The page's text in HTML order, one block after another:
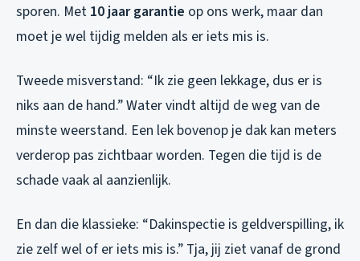
sporen. Met 10 jaar garantie op ons werk, maar dan
moet je wel tijdig melden als er iets mis is.
Tweede misverstand: “Ik zie geen lekkage, dus er is
niks aan de hand.” Water vindt altijd de weg van de
minste weerstand. Een lek bovenop je dak kan meters
verderop pas zichtbaar worden. Tegen die tijd is de
schade vaak al aanzienlijk.
En dan die klassieke: “Dakinspectie is geldverspilling, ik
zie zelf wel of er iets mis is.” Tja, jij ziet vanaf de grond